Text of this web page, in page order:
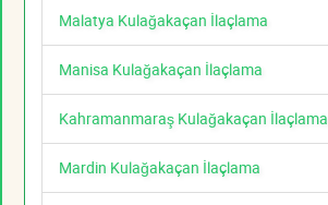
Malatya Kulağakaçan İlaçlama
Manisa Kulağakaçan İlaçlama
Kahramanmaraş Kulağakaçan İlaçlama
Mardin Kulağakaçan İlaçlama